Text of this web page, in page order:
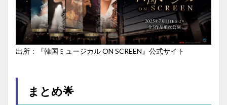
出所： 『韓国ミュージカル ON SCREEN』公式サイト
まとめ🌟